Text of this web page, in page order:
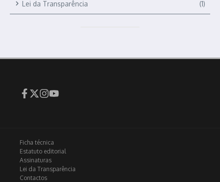
Lei da Transparência (1)
Ficha técnica
Estatuto editorial
Assinaturas
Lei da Transparência
Contactos